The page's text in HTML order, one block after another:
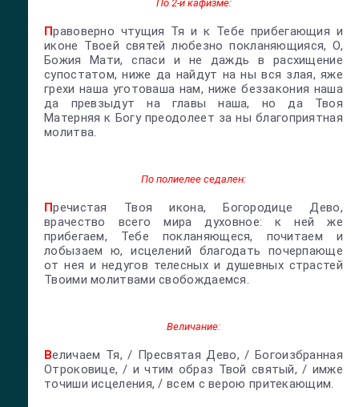
По 2-й кафизме:
Правоверно чтущия Тя и к Тебе прибегающия и
иконе Твоей святей любезно покланяющияся, О,
Божия Мати, спаси и не даждь в расхищение
супостатом, ниже да найдут на ны вся злая, яже
грехи наша уготоваша нам, ниже беззакония наша
да превзыдут на главы наша, но да Твоя
Матерняя к Богу преодолеет за ны благоприятная
молитва.
По полиелее седален:
Пречистая Твоя икона, Богородице Дево,
врачество всего мира духовное: к ней же
прибегаем, Тебе покланяющеся, почитаем и
лобызаем ю, исцелений благодать почерпающе
от нея и недугов телесных и душевных страстей
Твоими молитвами свобождаемся.
Величание:
Величаем Тя, / Пресвятая Дево, / Богоизбранная
Отроковице, / и чтим образ Твой святый, / имже
точиши исцеления, / всем с верою притекающим.